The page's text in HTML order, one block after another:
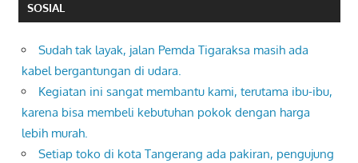
SOSIAL
Sudah tak layak, jalan Pemda Tigaraksa masih ada
kabel bergantungan di udara.
Kegiatan ini sangat membantu kami, terutama ibu-ibu,
karena bisa membeli kebutuhan pokok dengan harga
lebih murah.
Setiap toko di kota Tangerang ada pakiran, pengujung